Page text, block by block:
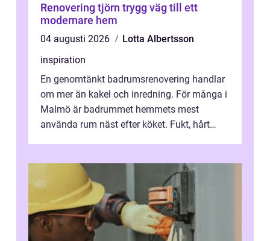
Renovering tjörn trygg väg till ett
modernare hem
04 augusti 2026
Lotta Albertsson
inspiration
En genomtänkt badrumsrenovering handlar
om mer än kakel och inredning. För många i
Malmö är badrummet hemmets mest
använda rum näst efter köket. Fukt, hårt